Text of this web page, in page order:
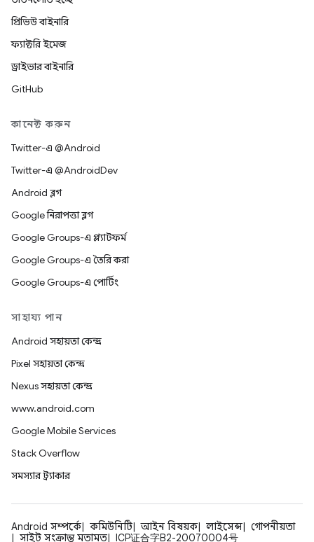
প্রিভিউ বাইনারি
ফ্যাক্টরি ইমেজ
ড্রাইভার বাইনারি
GitHub
কানেক্ট করুন
Twitter-এ @Android
Twitter-এ @AndroidDev
Android ব্লগ
Google নিরাপত্তা ব্লগ
Google Groups-এ প্ল্যাটফর্ম
Google Groups-এ তৈরি করা
Google Groups-এ পোর্টিং
সাহায্য পান
Android সহায়তা কেন্দ্র
Pixel সহায়তা কেন্দ্র
Nexus সহায়তা কেন্দ্র
www.android.com
Google Mobile Services
Stack Overflow
সমস্যার ট্র্যাকার
Android সম্পর্কে কমিউনিটি আইন বিষয়ক লাইসেন্স
গোপনীয়তা
সাইট সংক্রান্ত মতামত
ICP证合字B2-20070004号